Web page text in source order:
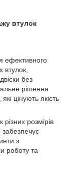
втулок
ефективного
без
рішення
цінують якість
різних розмірів
з
роботу та